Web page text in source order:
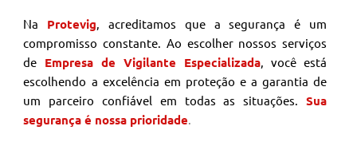
Na Protevig , acreditamos que a segurança é um
compromisso constante. Ao escolher nossos serviços
de Empresa de Vigilante Especializada, você está
escolhendo a excelência em proteção e a garantia de
um parceiro confiável em todas as situações.
Sua
segurança é nossa prioridade